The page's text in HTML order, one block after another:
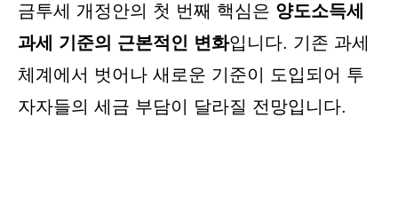
금투세 개정안의 첫 번째 핵심은 양도소득세
과세 기준의 근본적인 변화입니다. 기존 과세
체계에서 벗어나 새로운 기준이 도입되어 투
자자들의 세금 부담이 달라질 전망입니다.